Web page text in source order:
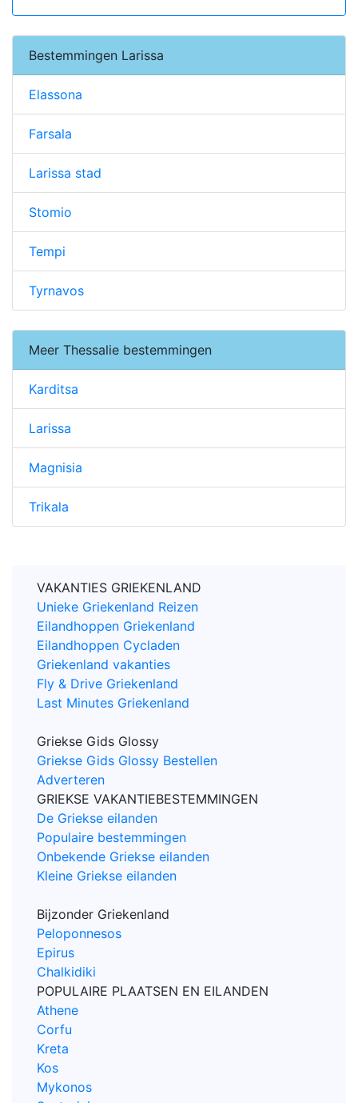
Bestemmingen Larissa
Elassona
Farsala
Larissa stad
Stomio
Tempi
Tyrnavos
Meer Thessalie bestemmingen
Karditsa
Larissa
Magnisia
Trikala
VAKANTIES GRIEKENLAND
Unieke Griekenland Reizen
Eilandhoppen Griekenland
Eilandhoppen Cycladen
Griekenland vakanties
Fly & Drive Griekenland
Last Minutes Griekenland
Griekse Gids Glossy
Griekse Gids Glossy Bestellen
Adverteren
GRIEKSE VAKANTIEBESTEMMINGEN
De Griekse eilanden
Populaire bestemmingen
Onbekende Griekse eilanden
Kleine Griekse eilanden
Bijzonder Griekenland
Peloponnesos
Epirus
Chalkidiki
POPULAIRE PLAATSEN EN EILANDEN
Athene
Corfu
Kreta
Kos
Mykonos